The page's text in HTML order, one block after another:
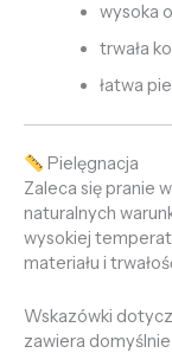
wysoka
trwała
łatwa
Pielęgnacja
Zaleca się pranie
naturalnych
wysokiej
materiału i
Wskazówki
zawiera